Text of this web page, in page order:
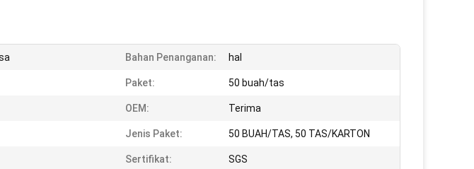
Bahan Penanganan: hal
Paket: 50 buah/tas
OEM: Terima
Jenis Paket: 50 BUAH/TAS, 50 TAS/KARTON
Sertifikat: SGS